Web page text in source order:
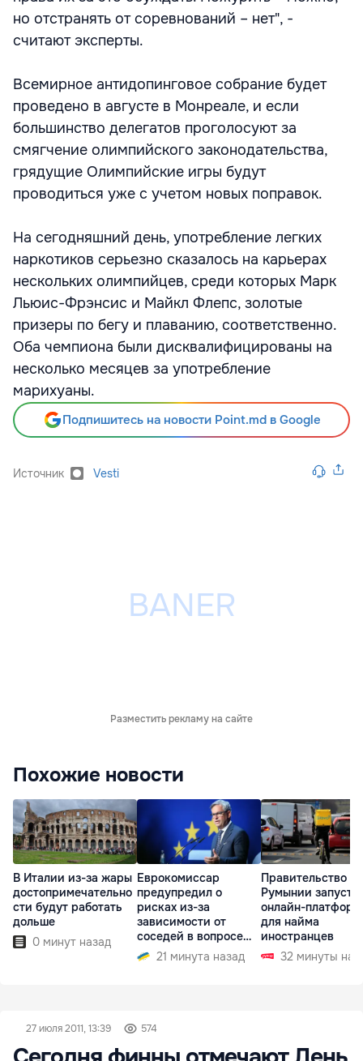
но отстранять от соревнований – нет", -
считают эксперты.
Всемирное антидопинговое собрание будет
проведено в августе в Монреале, и если
большинство делегатов проголосуют за
смягчение олимпийского законодательства,
грядущие Олимпийские игры будут
проводиться уже с учетом новых поправок.
На сегодняшний день, употребление легких
наркотиков серьезно сказалось на карьерах
нескольких олимпийцев, среди которых Марк
Льюис-Фрэнсис и Майкл Флепс, золотые
призеры по бегу и плаванию, соответственно.
Оба чемпиона были дисквалифицированы на
несколько месяцев за употребление
марихуаны.
Подпишитесь на новости Point.md в Google
Источник Vesti
Разместить рекламу на сайте
Похожие новости
В Италии из-за жары
достопримечательно
сти будут работать
дольше
0 минут назад
Еврокомиссар
предупредил о
рисках из-за
зависимости от
соседей в вопросе
границ
21 минута назад
Правительство
Румынии
онлайн-
для найма
иностранцев
32 минуты
27 июля 2011, 13:39 574